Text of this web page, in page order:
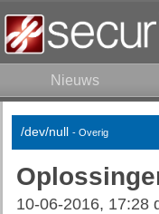
Nieuws
/dev/null - Overig
10-06-2016, 17:28